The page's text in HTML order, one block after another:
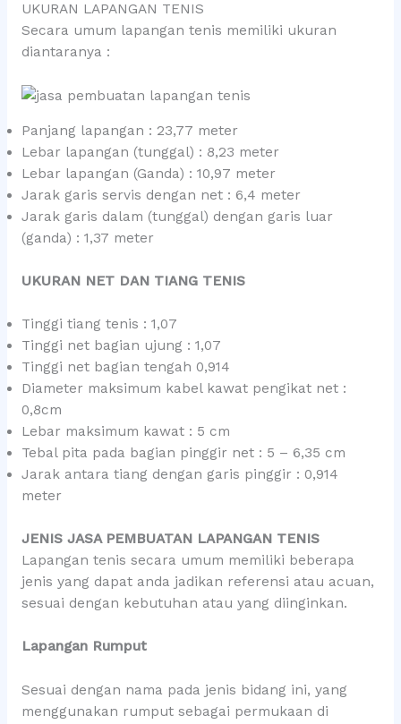
UKURAN LAPANGAN TENIS
Secara umum lapangan tenis memiliki ukuran
diantaranya :
Panjang lapangan : 23,77 meter
Lebar lapangan (tunggal) : 8,23 meter
Lebar lapangan (Ganda) : 10,97 meter
Jarak garis servis dengan net : 6,4 meter
Jarak garis dalam (tunggal) dengan garis luar
(ganda) : 1,37 meter
UKURAN NET DAN TIANG TENIS
Tinggi tiang tenis : 1,07
Tinggi net bagian ujung : 1,07
Tinggi net bagian tengah 0,914
Diameter maksimum kabel kawat pengikat net :
0,8cm
Lebar maksimum kawat : 5 cm
Tebal pita pada bagian pinggir net : 5 – 6,35 cm
Jarak antara tiang dengan garis pinggir : 0,914
meter
JENIS JASA PEMBUATAN LAPANGAN TENIS
Lapangan tenis secara umum memiliki beberapa
jenis yang dapat anda jadikan referensi atau acuan,
sesuai dengan kebutuhan atau yang diinginkan.
Lapangan Rumput
Sesuai dengan nama pada jenis bidang ini, yang
menggunakan rumput sebagai permukaan di